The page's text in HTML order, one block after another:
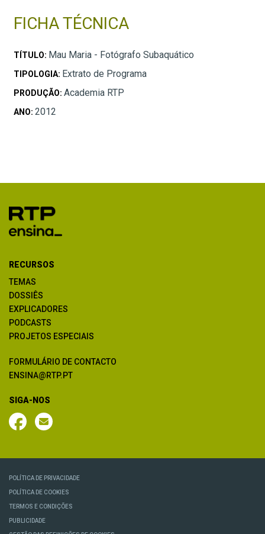
FICHA TÉCNICA
TÍTULO: Mau Maria - Fotógrafo Subaquático
TIPOLOGIA: Extrato de Programa
PRODUÇÃO: Academia RTP
ANO: 2012
RECURSOS
TEMAS
DOSSIÊS
EXPLICADORES
PODCASTS
PROJETOS ESPECIAIS
FORMULÁRIO DE CONTACTO
ENSINA@RTP.PT
SIGA-NOS
POLÍTICA DE PRIVACIDADE
POLÍTICA DE COOKIES
TERMOS E CONDIÇÕES
PUBLICIDADE